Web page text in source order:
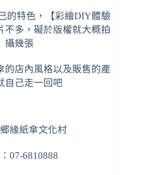
的特色，【彩繪DIY體驗
不多，礙於版權就大概拍
攝幾張
的店內風格以及販售的產
自己走一回吧
緣紙傘文化村
07-6810888